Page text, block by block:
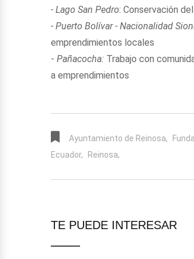
- Lago San Pedro: Conservación
- Puerto Bolívar - Nacionalidad
emprendimientos locales
- Pañacocha: Trabajo con
a emprendimientos
Ayuntamiento de Reinosa,
Ecuador,
Reinosa,
TE PUEDE INTERESAR